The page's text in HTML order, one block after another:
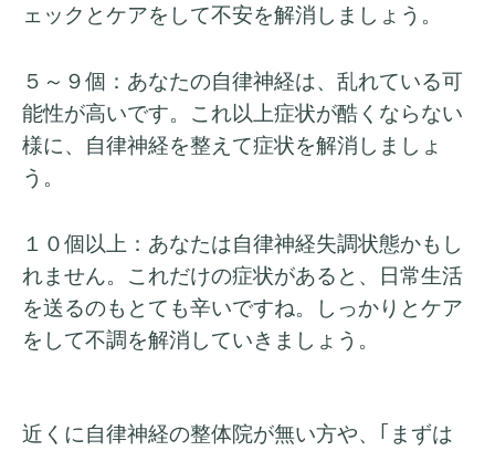
ェックとケアをして不安を解消しましょう。
５～９個：あなたの自律神経は、乱れている可
能性が高いです。これ以上症状が酷くならない
様に、自律神経を整えて症状を解消しましょ
う。
１０個以上：あなたは自律神経失調状態かもし
れません。これだけの症状があると、日常生活
を送るのもとても辛いですね。しっかりとケア
をして不調を解消していきましょう。
近くに自律神経の整体院が無い方や、｢まずは